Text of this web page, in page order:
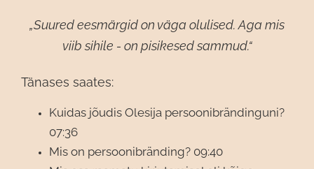
„Suured eesmärgid on väga olulised. Aga mis
viib sihile - on pisikesed sammud.“
Tänases saates:
Kuidas jõudis Olesija persoonibrändinguni?
07:36
Mis on persoonibränding? 09:40